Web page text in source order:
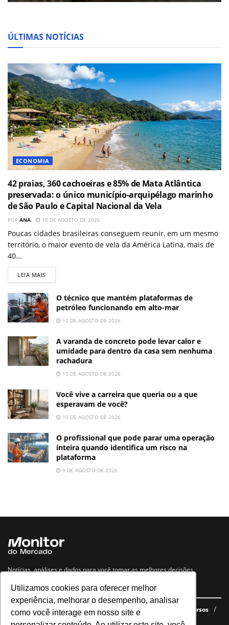
Utilizamos cookies para oferecer melhor
experiência, melhorar o desempenho, analisar
como você interage em nosso site e
ÚLTIMAS NOTÍCIAS
ECONOMIA
42 praias, 360 cachoeiras e 85% de Mata Atlântica
preservada: o único município-arquipélago marinho
de São Paulo e Capital Nacional da Vela
POR ANA 10 DE AGOSTO DE 2026
Poucas cidades brasileiras conseguem reunir, em um mesmo
território, o maior evento de vela da América Latina, mais de
40...
LEIA MAIS
O técnico que mantém plataformas de
petróleo funcionando em alto-mar
10 DE AGOSTO DE 2026
A varanda de concreto pode levar calor e
umidade para dentro da casa sem nenhuma
rachadura
10 DE AGOSTO DE 2026
Você vive a carreira que queria ou a que
esperavam de você?
10 DE AGOSTO DE 2026
O profissional que pode parar uma operação
inteira quando identifica um risco na
plataforma
9 DE AGOSTO DE 2026
Notícias, análises e dados para você tomar as melhores decisões.
Navegue no site
Últimas notícias Quem somos E-books gratuitos
Cursos
Política de privacidade